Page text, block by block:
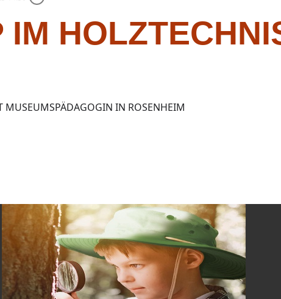
IM
MUSEUMSPÄDAGOGIN IN ROSENHEIM